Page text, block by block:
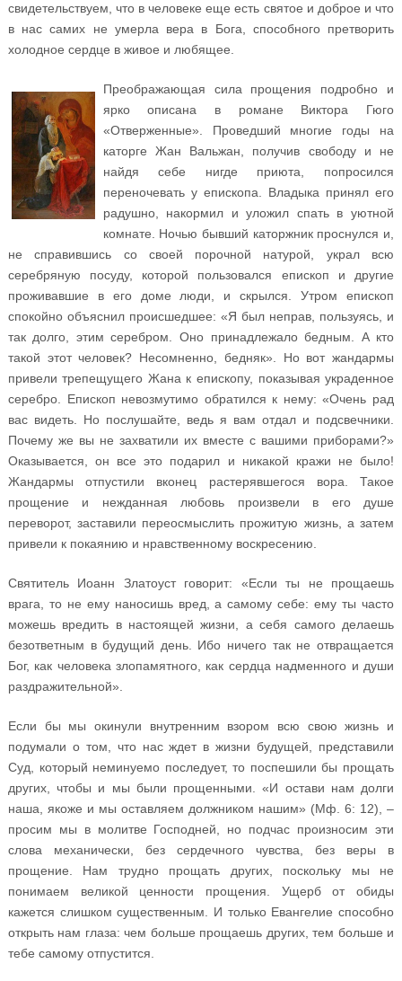
свидетельствуем, что в человеке еще есть святое и доброе и что
в нас самих не умерла вера в Бога, способного претворить
холодное сердце в живое и любящее.
Преображающая сила прощения подробно и
ярко описана в романе Виктора Гюго
«Отверженные». Проведший многие годы на
каторге Жан Вальжан, получив свободу и не
найдя себе нигде приюта, попросился
переночевать у епископа. Владыка принял его
радушно, накормил и уложил спать в уютной
комнате. Ночью бывший каторжник проснулся и,
не справившись со своей порочной натурой, украл всю
серебряную посуду, которой пользовался епископ и другие
проживавшие в его доме люди, и скрылся. Утром епископ
спокойно объяснил происшедшее: «Я был неправ, пользуясь, и
так долго, этим серебром. Оно принадлежало бедным. А кто
такой этот человек? Несомненно, бедняк». Но вот жандармы
привели трепещущего Жана к епископу, показывая украденное
серебро. Епископ невозмутимо обратился к нему: «Очень рад
вас видеть. Но послушайте, ведь я вам отдал и подсвечники.
Почему же вы не захватили их вместе с вашими приборами?»
Оказывается, он все это подарил и никакой кражи не было!
Жандармы отпустили вконец растерявшегося вора. Такое
прощение и нежданная любовь произвели в его душе
переворот, заставили переосмыслить прожитую жизнь, а затем
привели к покаянию и нравственному воскресению.
Святитель Иоанн Златоуст говорит: «Если ты не прощаешь
врага, то не ему наносишь вред, а самому себе: ему ты часто
можешь вредить в настоящей жизни, а себя самого делаешь
безответным в будущий день. Ибо ничего так не отвращается
Бог, как человека злопамятного, как сердца надменного и души
раздражительной».
Если бы мы окинули внутренним взором всю свою жизнь и
подумали о том, что нас ждет в жизни будущей, представили
Суд, который неминуемо последует, то поспешили бы прощать
других, чтобы и мы были прощенными. «И остави нам долги
наша, якоже и мы оставляем должником нашим» (Мф. 6: 12), –
просим мы в молитве Господней, но подчас произносим эти
слова механически, без сердечного чувства, без веры в
прощение. Нам трудно прощать других, поскольку мы не
понимаем великой ценности прощения. Ущерб от обиды
кажется слишком существенным. И только Евангелие способно
открыть нам глаза: чем больше прощаешь других, тем больше и
тебе самому отпустится.